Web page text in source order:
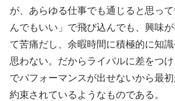
が、あらゆる仕事でも通じると思っ
んでもいい」で飛び込んでも、興味
て苦痛だし、余暇時間に積極的に知
思わない。だからライバルに差をつ
でパフォーマンスが出せないから最
約束されているようなものである。